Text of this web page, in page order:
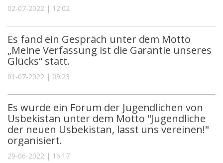
02-07-2022 | 12:02
Es fand ein Gespräch unter dem Motto
„Meine Verfassung ist die Garantie unseres
Glücks“ statt.
01-07-2022 | 09:23
Es wurde ein Forum der Jugendlichen von
Usbekistan unter dem Motto "Jugendliche
der neuen Usbekistan, lasst uns vereinen!"
organisiert.
29-06-2022 | 16:17